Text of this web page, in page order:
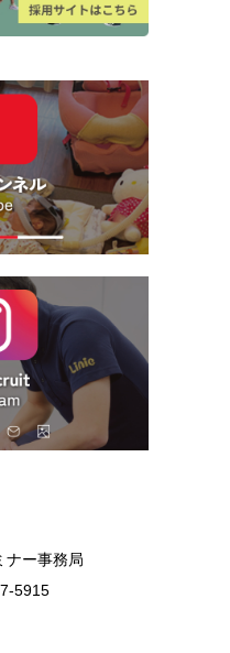
ナー事務局
5915